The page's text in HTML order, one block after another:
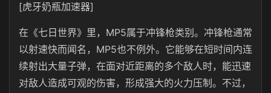
[虎牙奶瓶加速器]
在《七日世界》里，MP5属于冲锋枪类别。冲锋枪通常
以射速快而闻名，MP5也不例外。它能够在短时间内连
续射出大量子弹，在面对近距离的多个敌人时，能迅速
对敌人造成可观的伤害，形成强大的火力压制。不过，